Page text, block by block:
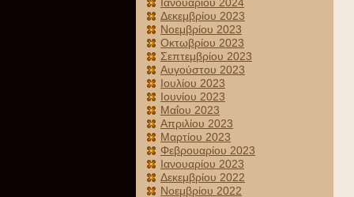
Δεκεμβρίου 2023
Νοεμβρίου 2023
Οκτωβρίου 2023
Σεπτεμβρίου 2023
Αυγούστου 2023
Ιουλίου 2023
Ιουνίου 2023
Μαΐου 2023
Απριλίου 2023
Μαρτίου 2023
Φεβρουαρίου 2023
Ιανουαρίου 2023
Δεκεμβρίου 2022
Νοεμβρίου 2022